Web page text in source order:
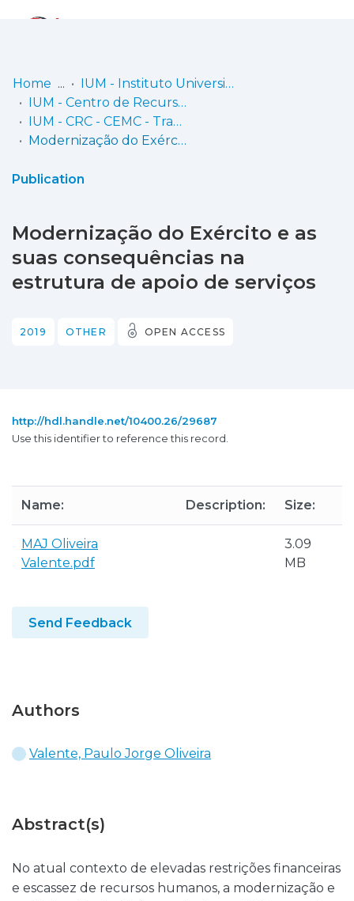
Communities
& Collections
Statistics
Home
IUM - Instituto Universitário Militar
IUM - Centro de Recursos de Conhecimento
IUM - CRC - CEMC - Trabalhos de Investigação Individual
Modernização do Exército e as suas consequências na estrutura de apoio de serviços
Publication
Modernização do Exército e as
suas consequências na
estrutura de apoio de serviços
2019 OTHER OPEN ACCESS
http://hdl.handle.net/10400.26/29687
Use this identifier to reference this record.
Name: Description: Size:
MAJ Oliveira
Valente.pdf
3.09
MB
Send Feedback
Authors
Valente, Paulo Jorge Oliveira
Abstract(s)
No atual contexto de elevadas restrições financeiras
e escassez de recursos humanos, a modernização e